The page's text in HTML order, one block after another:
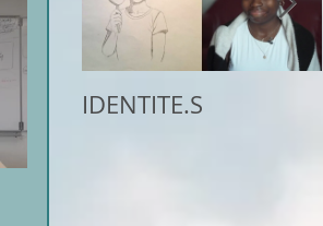
IDENTITE.S